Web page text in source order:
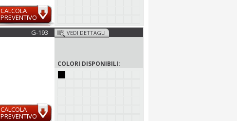
CALCOLA
PREVENTIVO
G-193
CALCOLA
PREVENTIVO
VEDI DETTAGLI
COLORI DISPONIBILI: